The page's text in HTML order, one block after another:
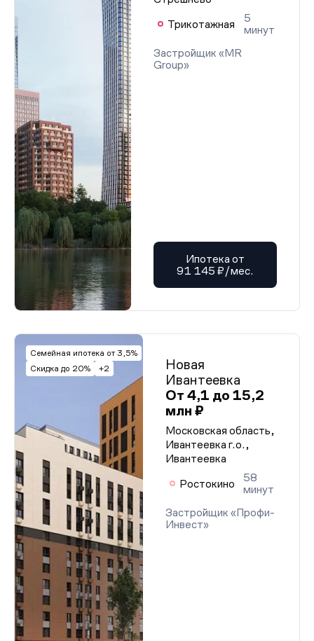
Трикотажная
5
минут
Застройщик «MR
Group»
Ипотека от
91 145 ₽/мес.
Семейная ипотека от 3,5%
Скидка до 20%
+2
Новая
Ивантеевка
От 4,1 до 15,2
млн ₽
Московская область,
Ивантеевка г.о.,
Ивантеевка
Ростокино
58
минут
Застройщик «Профи-
Инвест»